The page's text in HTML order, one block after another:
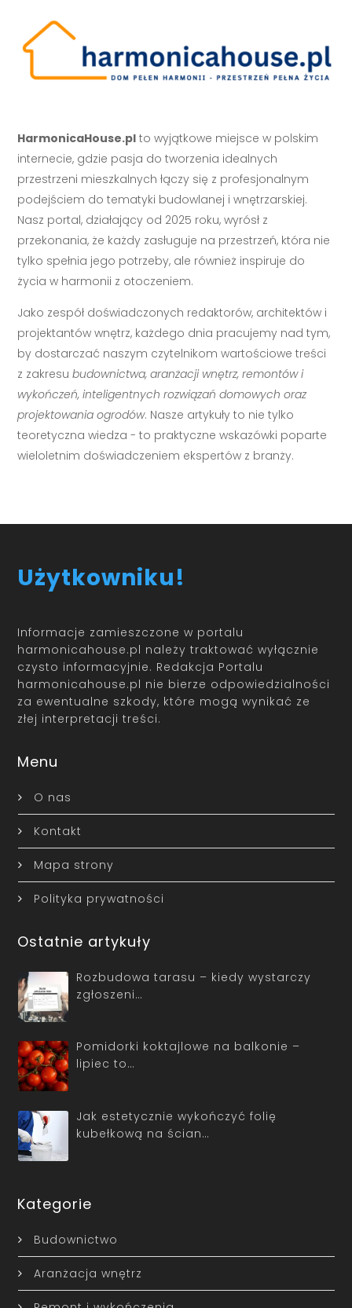
HarmonicaHouse.pl to wyjątkowe miejsce w polskim
internecie, gdzie pasja do tworzenia idealnych
przestrzeni mieszkalnych łączy się z profesjonalnym
podejściem do tematyki budowlanej i wnętrzarskiej.
Nasz portal, działający od 2025 roku, wyrósł z
przekonania, że każdy zasługuje na przestrzeń, która nie
tylko spełnia jego potrzeby, ale również inspiruje do
życia w harmonii z otoczeniem.
Jako zespół doświadczonych redaktorów, architektów i
projektantów wnętrz, każdego dnia pracujemy nad tym,
by dostarczać naszym czytelnikom wartościowe treści
z zakresubudownictwa, aranżacji wnętrz, remontów i
wykończeń, inteligentnych rozwiązań domowych oraz
projektowania ogrodów. Nasze artykuły to nie tylko
teoretyczna wiedza - to praktyczne wskazówki poparte
wieloletnim doświadczeniem ekspertów z branży.
Użytkowniku!
Informacje zamieszczone w portalu
harmonicahouse.pl należy traktować wyłącznie
czysto informacyjnie. Redakcja Portalu
harmonicahouse.pl nie bierze odpowiedzialności
za ewentualne szkody, które mogą wynikać ze
złej interpretacji treści.
Menu
O nas
Kontakt
Mapa strony
Polityka prywatności
Ostatnie artykuły
Rozbudowa tarasu – kiedy wystarczy
zgłoszeni…
Pomidorki koktajlowe na balkonie –
lipiec to…
Jak estetycznie wykończyć folię
kubełkową na ścian…
Kategorie
Budownictwo
Aranżacja wnętrz